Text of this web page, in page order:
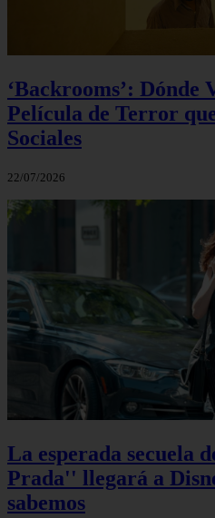
‘Backrooms’: Dónde
Película de Terror
Sociales
22/07/2026
La esperada secuela
Prada'' llegará a
sabemos